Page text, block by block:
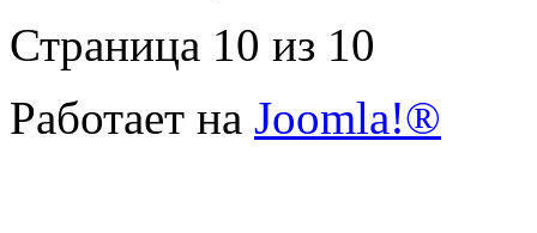
Страница 10 из 10
Работает на Joomla!®